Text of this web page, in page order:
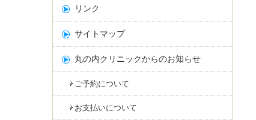
リンク
サイトマップ
丸の内クリニックからのお知らせ
ご予約について
お支払いについて